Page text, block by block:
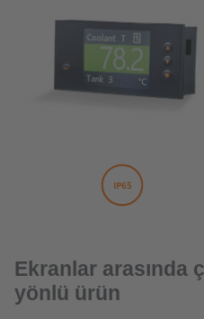
Ekranlar arasında
yönlü ürün